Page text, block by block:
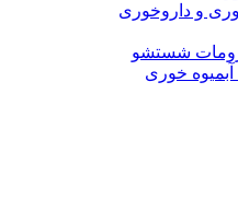
و داروخوری
شستشو
خوری